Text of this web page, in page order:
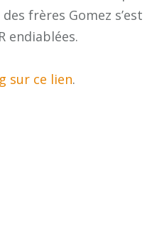
frères Gomez s’est
endiablées.
sur ce lien.